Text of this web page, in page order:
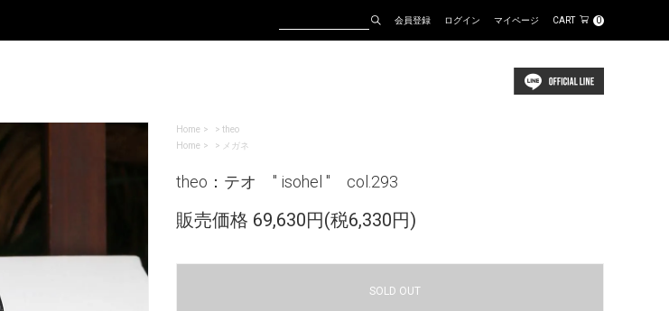
会員登録 ログイン マイページ CART 0
Home > theo
Home
> メガネ
theo：テオ " isohel " col.293
販売価格 69,630円(税6,330円)
SOLD OUT